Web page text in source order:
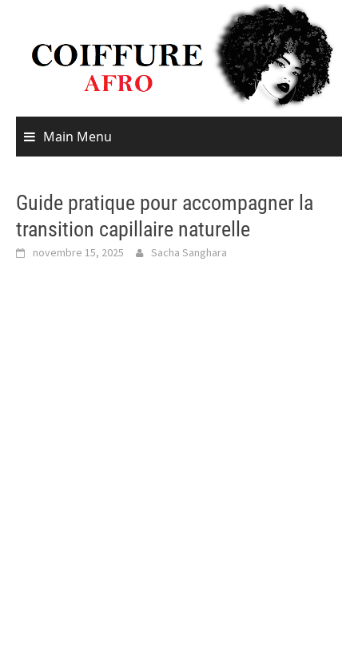
content
Main Menu
Guide pratique pour accompagner la
transition capillaire naturelle
novembre 15, 2025 Sacha Sanghara